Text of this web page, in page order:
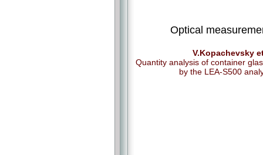
Optical
V.Kopachevsky
Quantity analysis of container
by the LEA-S500